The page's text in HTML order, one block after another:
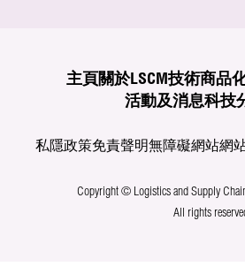
主頁 關於LSCM技術商品
活動及消息科技
私隱政策免責聲明無障礙網站網
Copyright © Logistics and Supply
All rights